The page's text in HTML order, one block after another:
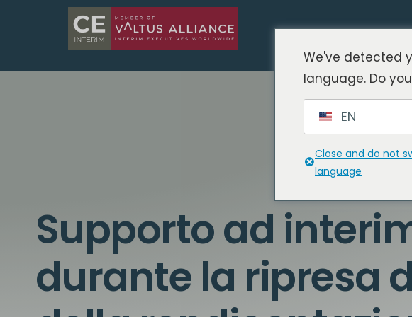
Supporto ad
durante la ripresa
We've detected
language. Do
EN
Close and do not
language